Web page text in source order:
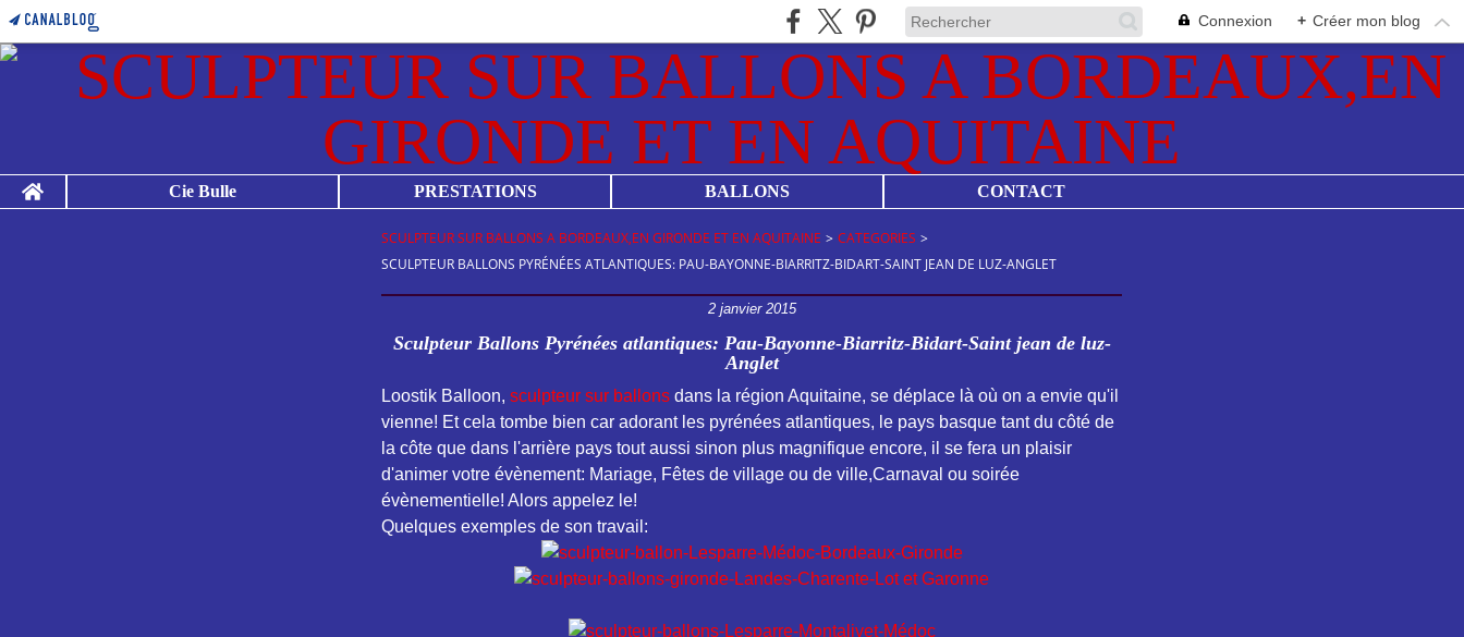
Connexion + Créer mon blog
Home Cie Bulle PRESTATIONS BALLONS CONTACT
SCULPTEUR SUR BALLONS A BORDEAUX,EN GIRONDE ET EN AQUITAINE > CATEGORIES >
SCULPTEUR BALLONS PYRÉNÉES ATLANTIQUES: PAU-BAYONNE-BIARRITZ-BIDART-SAINT JEAN DE LUZ-ANGLET
2 janvier 2015
Sculpteur Ballons Pyrénées atlantiques: Pau-Bayonne-Biarritz-Bidart-Saint jean de luz-
Anglet
Loostik Balloon, sculpteur sur ballons dans la région Aquitaine, se déplace là où on a envie qu'il
vienne! Et cela tombe bien car adorant les pyrénées atlantiques, le pays basque tant du côté de
la côte que dans l'arrière pays tout aussi sinon plus magnifique encore, il se fera un plaisir
d'animer votre évènement: Mariage, Fêtes de village ou de ville,Carnaval ou soirée
évènementielle! Alors appelez le!
Quelques exemples de son travail: